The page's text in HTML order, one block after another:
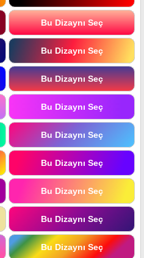
Bu Dizaynı Seç
Bu Dizaynı Seç
Bu Dizaynı Seç
Bu Dizaynı Seç
Bu Dizaynı Seç
Bu Dizaynı Seç
Bu Dizaynı Seç
Bu Dizaynı Seç
Bu Dizaynı Seç